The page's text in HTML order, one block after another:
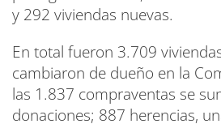
y 292 viviendas nuevas.
En total fueron 3.709
cambiaron de dueño en la
las 1.837 compraventas se
donaciones; 887 herencias,